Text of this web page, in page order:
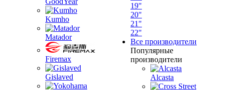
Kumho
Matador
Firemax
Gislaved
19"
20"
21"
22"
Все производители
Популярные
производители
Alcasta